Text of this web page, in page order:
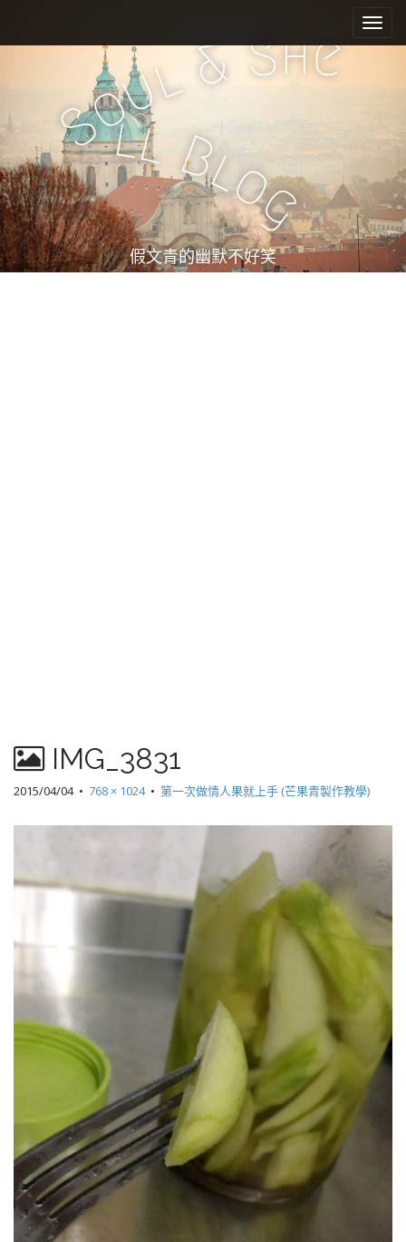
e
n
u
i
c
n
t
e
n
t
Soul&She
ll Bl
og
假文青的幽默不好笑
IMG_3831
2015/04/04• 768 × 1024• 第一次做情人果就上手 (芒果青製作教學)